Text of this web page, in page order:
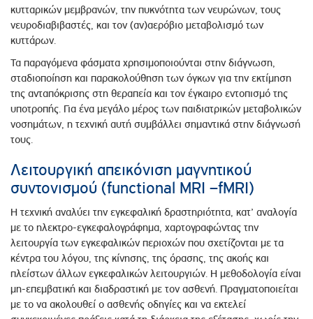
κυτταρικών μεμβρανών, την πυκνότητα των νευρώνων, τους
νευροδιαβιβαστές, και τον (αν)αερόβιο μεταβολισμό των
κυττάρων.
Τα παραγόμενα φάσματα χρησιμοποιούνται στην διάγνωση,
σταδιοποίηση και παρακολούθηση των όγκων για την εκτίμηση
της ανταπόκρισης στη θεραπεία και τον έγκαιρο εντοπισμό της
υποτροπής. Για ένα μεγάλο μέρος των παιδιατρικών μεταβολικών
νοσημάτων, η τεχνική αυτή συμβάλλει σημαντικά στην διάγνωσή
τους.
Λειτουργική απεικόνιση μαγνητικού
συντονισμού (functional MRI –fMRI)
Η τεχνική αναλύει την εγκεφαλική δραστηριότητα, κατ’ αναλογία
με το ηλεκτρο-εγκεφαλογράφημα, χαρτογραφώντας την
λειτουργία των εγκεφαλικών περιοχών που σχετίζονται με τα
κέντρα του λόγου, της κίνησης, της όρασης, της ακοής και
πλείστων άλλων εγκεφαλικών λειτουργιών. Η μεθοδολογία είναι
μη-επεμβατική και διαδραστική με τον ασθενή. Πραγματοποιείται
με το να ακολουθεί ο ασθενής οδηγίες και να εκτελεί